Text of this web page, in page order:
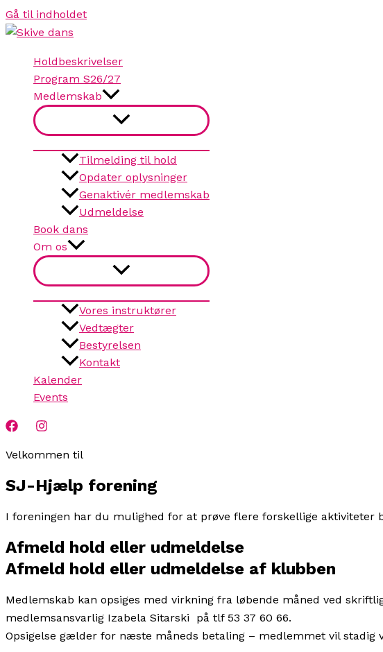
Gå til indholdet
Holdbeskrivelser
Program S26/27
Medlemskab
Tilmelding til hold
Opdater oplysninger
Genaktivér medlemskab
Udmeldelse
Book dans
Om os
Vores instruktører
Vedtægter
Bestyrelsen
Kontakt
Kalender
Events
Velkommen til
SJ-Hjælp forening
I foreningen har du mulighed for at prøve flere forskellige aktiviteter
Afmeld hold eller udmeldelse
Afmeld hold eller udmeldelse af klubben
Medlemskab kan opsiges med virkning fra løbende måned ved
medlemsansvarlig Izabela Sitarski på tlf 53 37 60 66.
Opsigelse gælder for næste måneds betaling – medlemmet vil